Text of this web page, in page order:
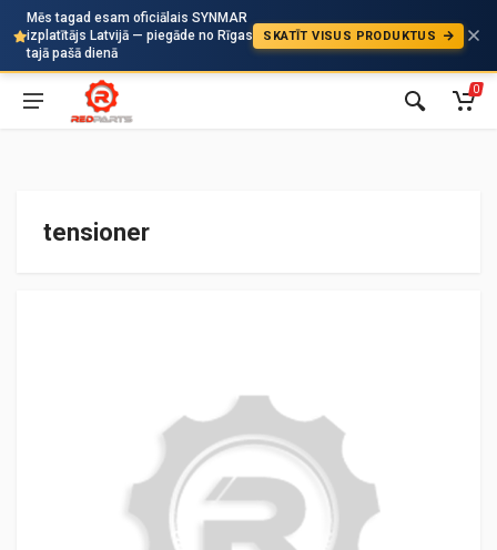
Mēs tagad esam oficiālais SYNMAR
izplatītājs Latvijā — piegāde no Rīgas
tajā pašā dienā
SKATĪT VISUS PRODUKTUS
Auto
0
tensioner